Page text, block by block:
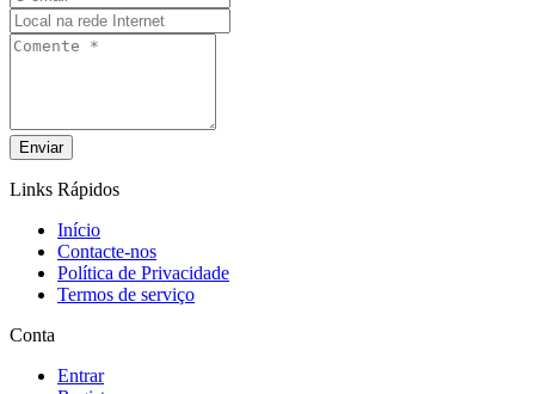
Enviar
Links Rápidos
Início
Contacte-nos
Política de Privacidade
Termos de serviço
Conta
Entrar